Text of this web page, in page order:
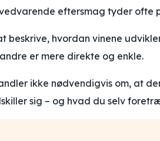
eftersmag tyder ofte
beskrive, hvordan vinene
er mere direkte og enkle.
ikke nødvendigvis om, at
sig – og hvad du selv